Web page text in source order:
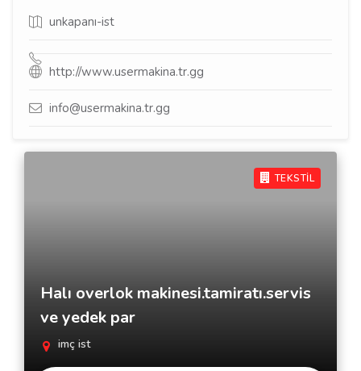
unkapanı-ist
http://www.usermakina.tr.gg
info@usermakina.tr.gg
TEKSTİL
Halı overlok makinesi.tamiratı.servis
ve yedek par
imç ist